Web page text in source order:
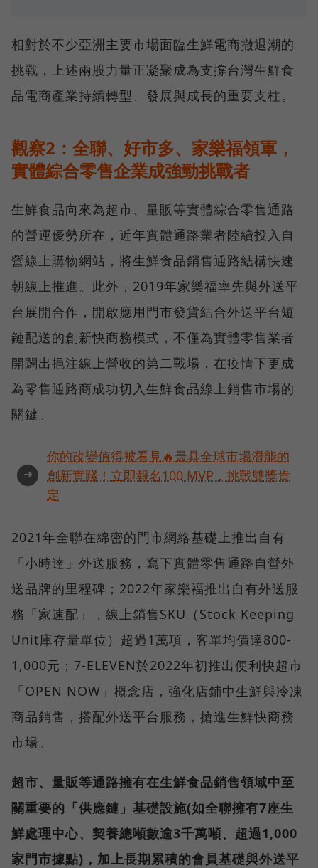
相對於不少亞洲主要市場面臨生鮮電商撤退潮的
挑戰，上述兩股力量正凝聚成為支撐台灣生鮮食
品電商產業持續轉型、發展與成長的重要支柱。
觀察2：全聯、好市多、家樂福領軍，
實體綜合零售企業成強勁挑戰者
生鮮食品向來為超市、量販等實體綜合零售通路
的營運優勢所在，近年實體通路業者陸續投入自
營線上購物網站，將生鮮食品銷售通路結構快速
朝線上推進。此外，2019年家樂福率先與外送平
台展開合作，開啟應用門市發貨結合外送平台短
鏈配送的創新快商務模式，不僅為實體零售業者
開闢出挹注線上營收的第二戰場，在疫情下更成
為零售通路商成功切入生鮮食品線上銷售市場的
關鍵。
➜
你的改變值得被看見🔥最具全球市場潛能的
創新實踐！立即報名100 MVP，挑戰雙獎肯
定
2021年全聯在綿密的門市網絡基礎上推出自有
「小時達」外送服務，寫下實體零售通路自營外
送品牌的里程碑；2022年家樂福推出自有外送服
務「家速配」，線上銷售SKU（Stock Keeping
Unit庫存量單位）超過1萬項，客單均價達800-
1,000元；7-ELEVEN於2022年初推出便利快超市
「OPEN NOW」概念店，強化店鋪中生鮮與冷凍
商品銷售，搭配外送平台服務，搶進生鮮快商務
市場。
超市、量販等通路擁有在生鮮食品銷售領域中至
關重要的「供應鏈」基礎設施(如全聯擁有7座生
鮮處理中心、契養總噸數逾3千萬噸、超過1,000
家門市據點)，加上長期累積的會員基礎與外送平